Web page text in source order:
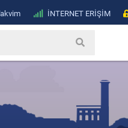
İNTERNET ERİŞİM